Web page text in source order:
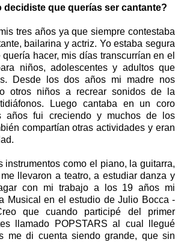
decidiste que querías ser cantante?
tres años ya que siempre contestaba
bailarina y actriz. Yo estaba segura
hacer, mis días transcurrían en el
niños, adolescentes y adultos que
Desde los dos años mi madre nos
otros niños a recrear sonidos de la
Luego cantaba en un coro
años fui creciendo y muchos de los
compartían otras actividades y eran
instrumentos como el piano, la guitarra,
llevaron a teatro, a estudiar danza y
con mi trabajo a los 19 años mi
Musical en el estudio de Julio Bocca -
que cuando participé del primer
llamado POPSTARS al cual llegué
me di cuenta siendo grande, que sin